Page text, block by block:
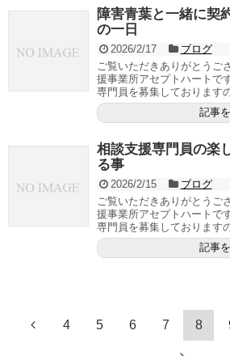
障害青葉と一緒に契
の一日
2026/2/17
ブログ
ご覧いただきありがとうご
援事業所アセプトハートで
専門員を募集しております
記事
相談支援専門員の楽
る事
2026/2/15
ブログ
ご覧いただきありがとうご
援事業所アセプトハートで
専門員を募集しております
記事
4 5 6 7 8